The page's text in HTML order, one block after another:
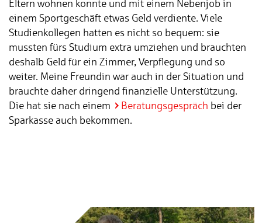
Eltern wohnen konnte und mit einem Nebenjob in
einem Sportgeschäft etwas Geld verdiente. Viele
Studienkollegen hatten es nicht so bequem: sie
mussten fürs Studium extra umziehen und brauchten
deshalb Geld für ein Zimmer, Verpflegung und so
weiter. Meine Freundin war auch in der Situation und
brauchte daher dringend finanzielle Unterstützung.
Die hat sie nach einem
Beratungsgespräch bei der
Sparkasse auch bekommen.